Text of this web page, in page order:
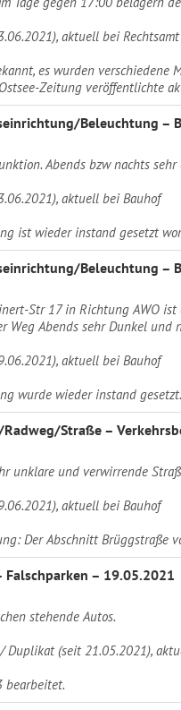
aktuell bei Rechtsamt
es wurden
Zeitung veröffentlichte
Beleuchtung –
Abends bzw nachts
aktuell bei Bauhof
ist wieder instand gesetzt
Beleuchtung –
Str 17 in Richtung AWO
Weg Abends sehr Dunkel und
aktuell bei Bauhof
wurde wieder instand gesetzt.
Straße –
unklare und verwirrende
aktuell bei Bauhof
Der Abschnitt Brüggstraße
– 19.05.2021
stehende Autos.
Duplikat (seit 21.05.2021),
bearbeitet.